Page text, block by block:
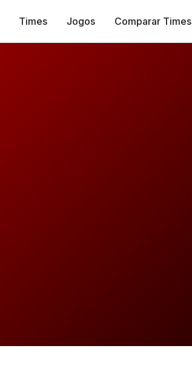
Times Jogos Comparar Times